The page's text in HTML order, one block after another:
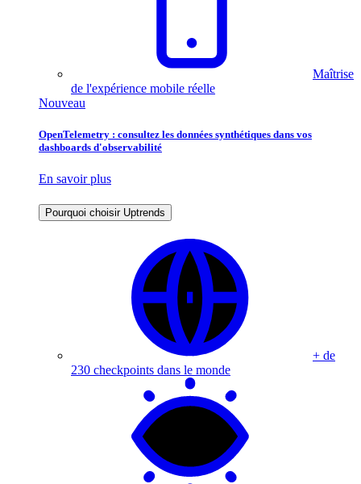
Maîtrise
de l'expérience mobile réelle
Nouveau
OpenTelemetry : consultez les données synthétiques dans vos
dashboards d'observabilité
En savoir plus
Pourquoi choisir Uptrends
+ de
230 checkpoints dans le monde